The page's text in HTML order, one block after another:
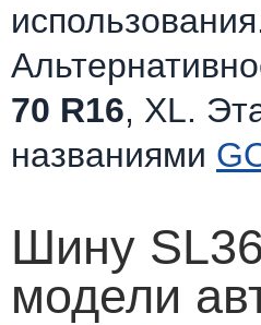
70 R16, XL.
названиями
Шину
модели